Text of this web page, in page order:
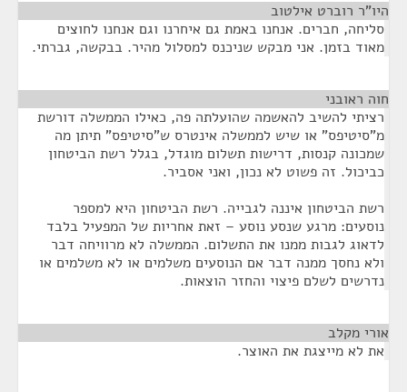
היו"ר רוברט אילטוב
סליחה, חברים. אנחנו באמת גם איחרנו וגם אנחנו לחוצים
מאוד בזמן. אני מבקש שניכנס למסלול מהיר. בבקשה, גברתי.
חוה ראובני
רציתי להשיב להאשמה שהועלתה פה, כאילו הממשלה דורשת
מ"סיטיפס" או שיש לממשלה אינטרס ש"סיטיפס" תיתן מה
שמכונה קנסות, דרישות תשלום מוגדל, בגלל רשת הביטחון
כביכול. זה פשוט לא נכון, ואני אסביר.
רשת הביטחון איננה לגבייה. רשת הביטחון היא למספר
נוסעים: מרגע שנסע נוסע – זאת אחריות של המפעיל בלבד
לדאוג לגבות ממנו את התשלום. הממשלה לא מרוויחה דבר
ולא נחסך ממנה דבר אם הנוסעים משלמים או לא משלמים או
נדרשים לשלם פיצוי והחזר הוצאות.
אורי מקלב
את לא מייצגת את האוצר.